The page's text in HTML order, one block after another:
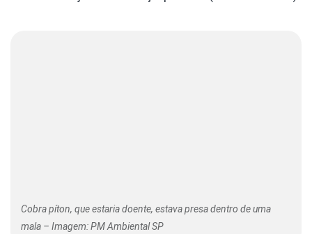
Cobra píton, que estaria doente, estava presa dentro de uma
mala – Imagem: PM Ambiental SP